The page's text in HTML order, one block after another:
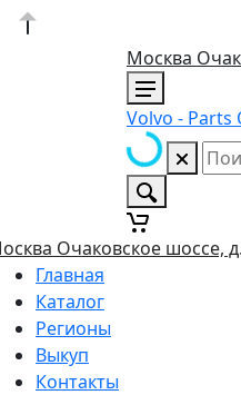
Москва
Volvo - Parts
Очаковское шоссе,
Главная
Каталог
Регионы
Выкуп
Контакты